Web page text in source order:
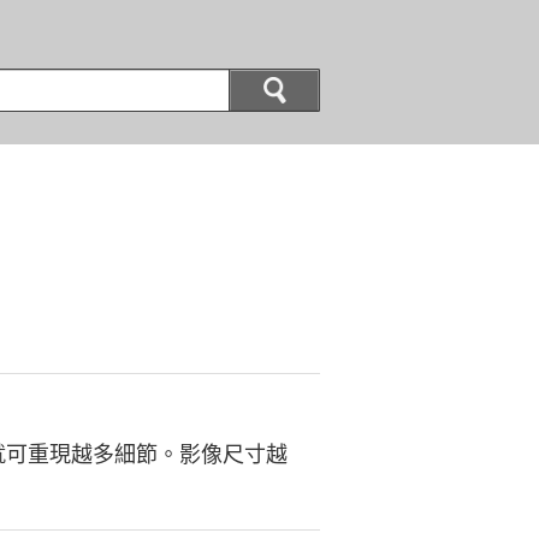
重現越多細節。影像尺寸越